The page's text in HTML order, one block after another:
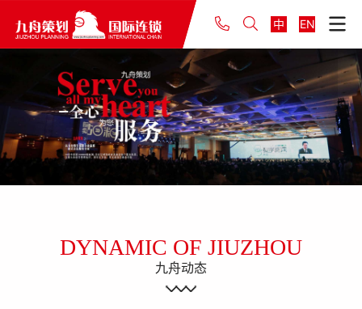
中 EN
DYNAMIC OF JIUZHOU
九舟动态